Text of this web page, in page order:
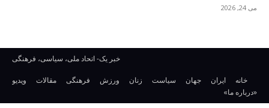
می 24, 2026
خبر یک- اتحاد ملی، سیاسی، فرهنگی
خانه ایران جهان سیاست زنان ورزش فرهنگی مقالات
ویدیو
«درباره ما»